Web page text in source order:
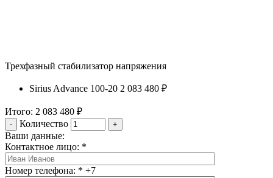
Трехфазный стабилизатор напряжения
Sirius Advance 100-20 2 083 480 ₽
Итого: 2 083 480 ₽
Количество
Ваши данные:
Контактное лицо: *
Номер телефона: * +7